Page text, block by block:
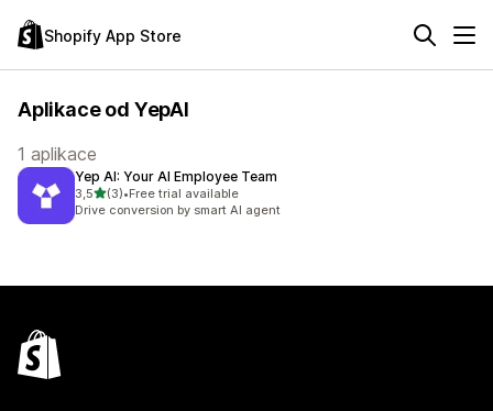
Shopify App Store
Aplikace od YepAI
1 aplikace
Yep AI: Your AI Employee Team
3,5z 5 hvězd
(3)
Celkový počet recenzí: 3
•Free trial available
Drive conversion by smart AI agent